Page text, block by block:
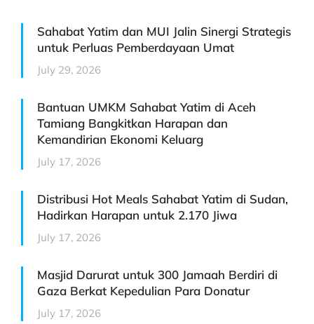
Sahabat Yatim dan MUI Jalin Sinergi Strategis
untuk Perluas Pemberdayaan Umat
July 29, 2026
Bantuan UMKM Sahabat Yatim di Aceh
Tamiang Bangkitkan Harapan dan
Kemandirian Ekonomi Keluarg
July 17, 2026
Distribusi Hot Meals Sahabat Yatim di Sudan,
Hadirkan Harapan untuk 2.170 Jiwa
July 17, 2026
Masjid Darurat untuk 300 Jamaah Berdiri di
Gaza Berkat Kepedulian Para Donatur
July 17, 2026